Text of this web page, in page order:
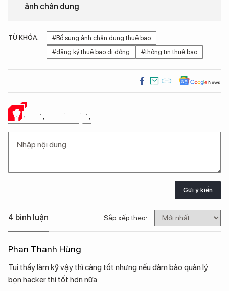
ảnh chân dung
TỪ KHÓA:
#Bổ sung ảnh chân dung thuê bao
#đăng ký thuê bao di động
#thông tin thuê bao
Ý KIẾN CỦA BẠN
Gửi ý kiến
4 bình luận Sắp xếp theo:
Phan Thanh Hùng
Tui thấy làm kỹ vậy thì càng tốt nhưng nếu đảm bảo quản lý
bọn hacker thì tốt hơn nữa.